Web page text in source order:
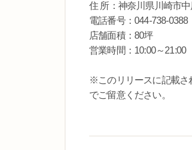
住 所：神奈川県川崎市
電話番号：044-738-0388
店舗面積：80坪
営業時間：10:00～21:00
※このリリースに記載さ
でご留意ください。